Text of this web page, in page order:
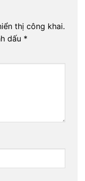
thị công khai.
dấu *